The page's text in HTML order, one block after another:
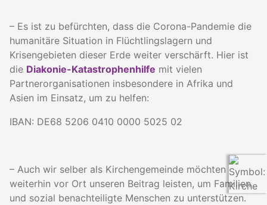
– Es ist zu befürchten, dass die Corona-Pandemie die
humanitäre Situation in Flüchtlingslagern und
Krisengebieten dieser Erde weiter verschärft. Hier ist
die Diakonie-Katastrophenhilfe mit vielen
Partnerorganisationen insbesondere in Afrika und
Asien im Einsatz, um zu helfen:
IBAN: DE68 5206 0410 0000 5025 02
– Auch wir selber als Kirchengemeinde möchten
weiterhin vor Ort unseren Beitrag leisten, um Familien
und sozial benachteiligte Menschen zu unterstützen.